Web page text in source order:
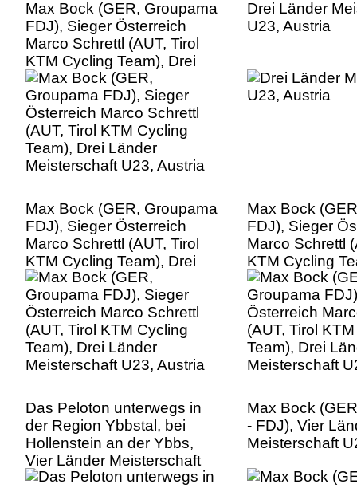
Max Bock (GER, Groupama
FDJ), Sieger Österreich
Marco Schrettl (AUT, Tirol
KTM Cycling Team), Drei
Länder Meisterschaft U23,
Austria
Drei Länder
U23, Austria
Max Bock (GER, Groupama
FDJ), Sieger Österreich
Marco Schrettl (AUT, Tirol
KTM Cycling Team), Drei
Länder Meisterschaft U23,
Austria
Max Bock
FDJ), Sieger
Marco Schrettl
KTM Cycling
Länder
Austria
Das Peloton unterwegs in
der Region Ybbstal, bei
Hollenstein an der Ybbs,
Vier Länder Meisterschaft
U23, Austria
Max Bock
- FDJ), Vier
Meisterschaft